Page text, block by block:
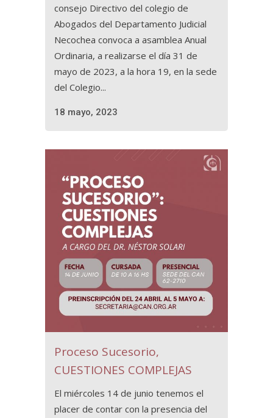
consejo Directivo del colegio de
Abogados del Departamento Judicial
Necochea convoca a asamblea Anual
Ordinaria, a realizarse el día 31 de
mayo de 2023, a la hora 19, en la sede
del Colegio...
18 mayo, 2023
Proceso Sucesorio,
CUESTIONES COMPLEJAS
El miércoles 14 de junio tenemos el
placer de contar con la presencia del